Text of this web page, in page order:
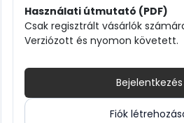
Használati útmutató (PDF)
Csak regisztrált vásárlók
Verziózott és nyomon követett.
Bejelentkezés
Fiók